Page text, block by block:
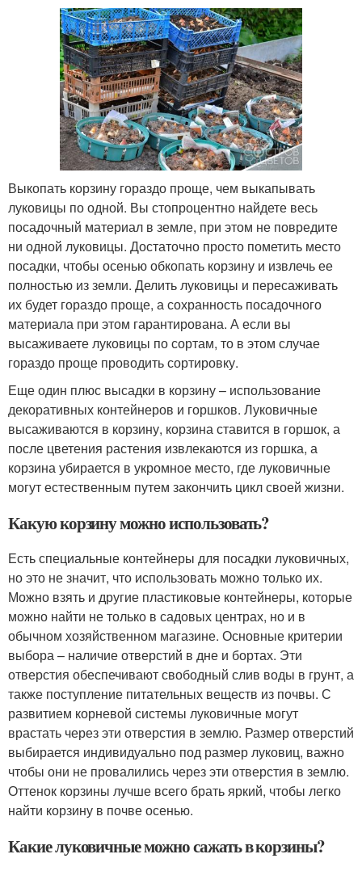
Выкопать корзину гораздо проще, чем выкапывать
луковицы по одной. Вы стопроцентно найдете весь
посадочный материал в земле, при этом не повредите
ни одной луковицы. Достаточно просто пометить место
посадки, чтобы осенью обкопать корзину и извлечь ее
полностью из земли. Делить луковицы и пересаживать
их будет гораздо проще, а сохранность посадочного
материала при этом гарантирована. А если вы
высаживаете луковицы по сортам, то в этом случае
гораздо проще проводить сортировку.
Еще один плюс высадки в корзину – использование
декоративных контейнеров и горшков. Луковичные
высаживаются в корзину, корзина ставится в горшок, а
после цветения растения извлекаются из горшка, а
корзина убирается в укромное место, где луковичные
могут естественным путем закончить цикл своей жизни.
Какую корзину можно использовать?
Есть специальные контейнеры для посадки луковичных,
но это не значит, что использовать можно только их.
Можно взять и другие пластиковые контейнеры, которые
можно найти не только в садовых центрах, но и в
обычном хозяйственном магазине. Основные критерии
выбора – наличие отверстий в дне и бортах. Эти
отверстия обеспечивают свободный слив воды в грунт, а
также поступление питательных веществ из почвы. С
развитием корневой системы луковичные могут
врастать через эти отверстия в землю. Размер отверстий
выбирается индивидуально под размер луковиц, важно
чтобы они не провалились через эти отверстия в землю.
Оттенок корзины лучше всего брать яркий, чтобы легко
найти корзину в почве осенью.
Какие луковичные можно сажать в корзины?